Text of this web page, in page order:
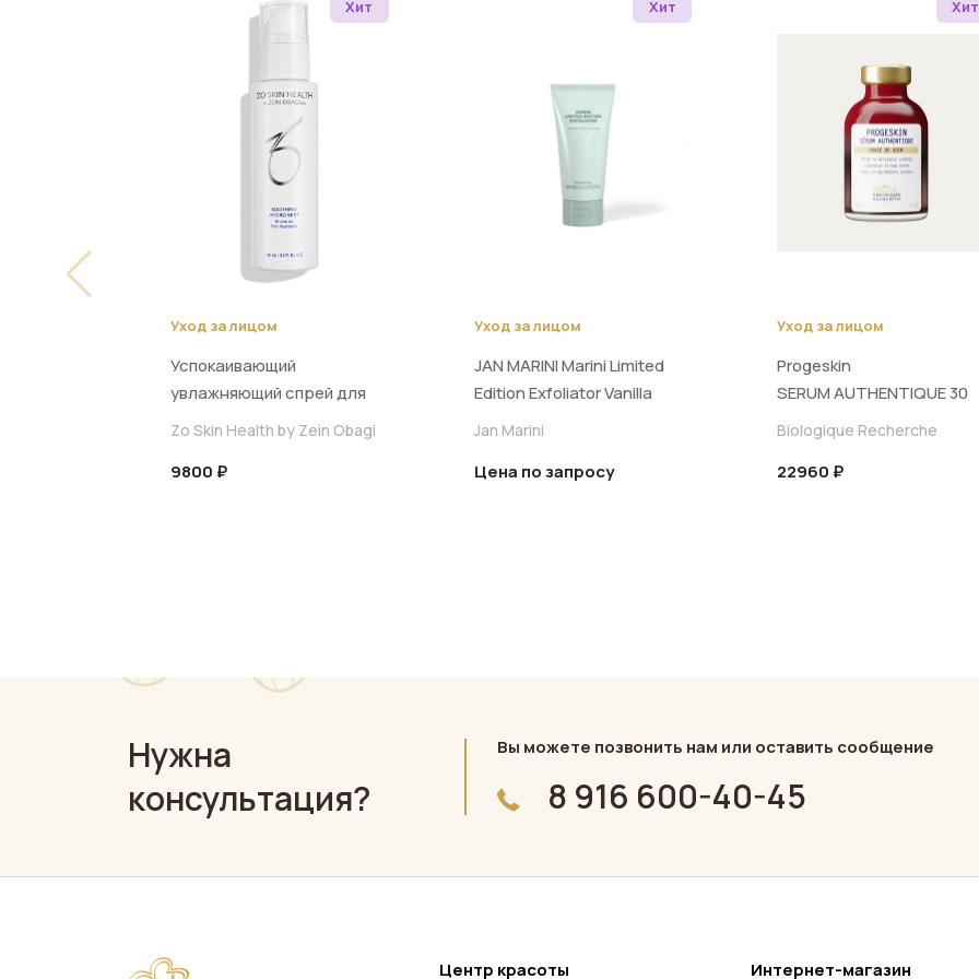
Хит
Уход за лицом
Успокаивающий
увлажняющий спрей для
лица
Zo Skin Health by Zein Obagi
9800 ₽
Хит
Уход за лицом
JAN MARINI Marini Limited
Edition Exfoliator Vanilla
Spice Полиш-крем
мгновенного обновления и
Jan Marini
Цена по запросу
Хит
Уход за лицом
Progeskin
SERUM AUTHENTIQUE 30
ml/
Обновляющая
30 ml
Biologique Recherche
22960 ₽
Нужна
консультация?
Вы можете позвонить нам или оставить сообщение
8 916 600-40-45
Центр красоты Интернет-магазин